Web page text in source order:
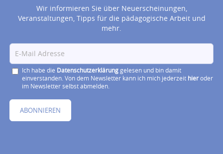
Wir informieren Sie über Neuerscheinungen,
Veranstaltungen, Tipps für die pädagogische Arbeit und
mehr.
Ich habe die Datenschutzerklärunggelesen und bin damit
einverstanden. Von dem Newsletter kann ich mich jederzeit hieroder
im Newsletter selbst abmelden.
ABONNIEREN